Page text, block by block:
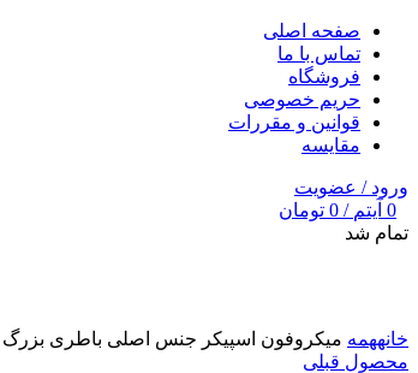
صفحه اصلی
تماس با ما
فروشگاه
حریم خصوصی
قوانین و مقررات
مقایسه
ورود / عضویت
0 آیتم /
0 تومان
تمام شد
خانههمه میکروفون اسپیکر جنس اصلی باطری بزرگ ws 858
محصول قبلی